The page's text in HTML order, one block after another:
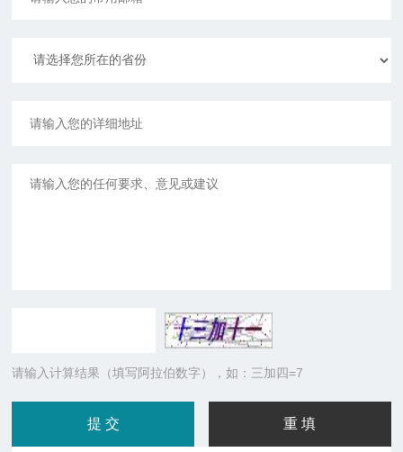
请输入计算结果（填写阿拉伯数字），如：三加四=7